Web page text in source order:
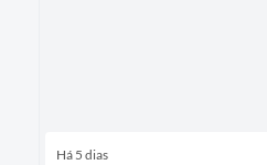
Há 5 dias